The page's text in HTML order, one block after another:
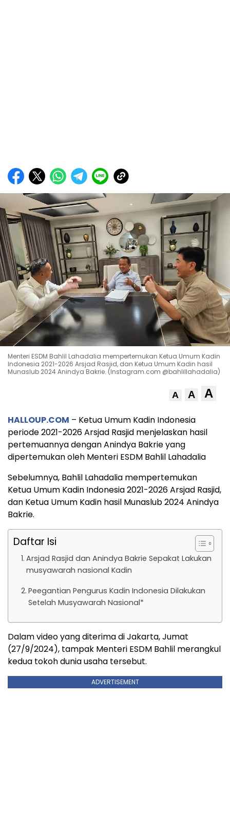
Menteri ESDM Bahlil Lahadalia mempertemukan Ketua Umum Kadin
Indonesia 2021-2026 Arsjad Rasjid, dan Ketua Umum Kadin hasil
Munaslub 2024 Anindya Bakrie. (Instagram.com @bahlillahadalia)
A A A
HALLOUP.COM – Ketua Umum Kadin Indonesia
periode 2021-2026 Arsjad Rasjid menjelaskan hasil
pertemuannya dengan Anindya Bakrie yang
dipertemukan oleh Menteri ESDM Bahlil Lahadalia
Sebelumnya, Bahlil Lahadalia mempertemukan
Ketua Umum Kadin Indonesia 2021-2026 Arsjad Rasjid,
dan Ketua Umum Kadin hasil Munaslub 2024 Anindya
Bakrie.
Daftar Isi
Arsjad Rasjid dan Anindya Bakrie Sepakat Lakukan
musyawarah nasional Kadin
Peegantian Pengurus Kadin Indonesia Dilakukan
Setelah Musyawarah Nasional*
Dalam video yang diterima di Jakarta, Jumat
(27/9/2024), tampak Menteri ESDM Bahlil merangkul
kedua tokoh dunia usaha tersebut.
ADVERTISEMENT